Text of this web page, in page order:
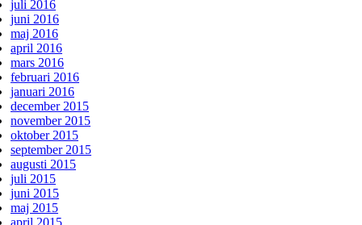
juli 2016
juni 2016
maj 2016
april 2016
mars 2016
februari 2016
januari 2016
december 2015
november 2015
oktober 2015
september 2015
augusti 2015
juli 2015
juni 2015
maj 2015
april 2015